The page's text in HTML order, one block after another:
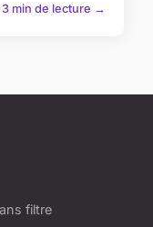
3 min de lecture →
filtre